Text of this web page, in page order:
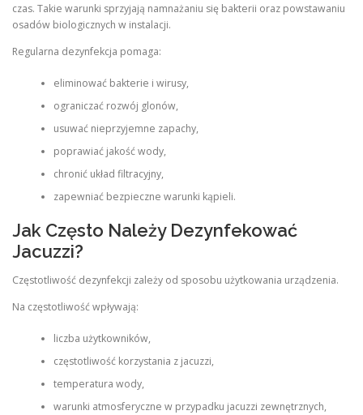
czas. Takie warunki sprzyjają namnażaniu się bakterii oraz powstawaniu
osadów biologicznych w instalacji.
Regularna dezynfekcja pomaga:
eliminować bakterie i wirusy,
ograniczać rozwój glonów,
usuwać nieprzyjemne zapachy,
poprawiać jakość wody,
chronić układ filtracyjny,
zapewniać bezpieczne warunki kąpieli.
Jak Często Należy Dezynfekować
Jacuzzi?
Częstotliwość dezynfekcji zależy od sposobu użytkowania urządzenia.
Na częstotliwość wpływają:
liczba użytkowników,
częstotliwość korzystania z jacuzzi,
temperatura wody,
warunki atmosferyczne w przypadku jacuzzi zewnętrznych,